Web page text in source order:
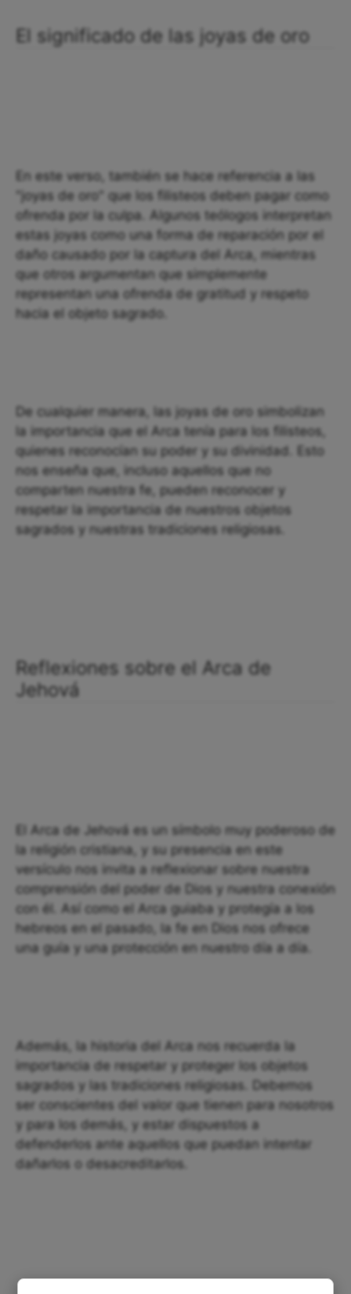
El significado de las joyas de oro
En este verso, también se hace referencia a las
"joyas de oro" que los filisteos deben pagar como
ofrenda por la culpa. Algunos teólogos interpretan
estas joyas como una forma de reparación por el
daño causado por la captura del Arca, mientras
que otros argumentan que simplemente
representan una ofrenda de gratitud y respeto
hacia el objeto sagrado.
De cualquier manera, las joyas de oro simbolizan
la importancia que el Arca tenía para los filisteos,
quienes reconocían su poder y su divinidad. Esto
nos enseña que, incluso aquellos que no
comparten nuestra fe, pueden reconocer y
respetar la importancia de nuestros objetos
sagrados y nuestras tradiciones religiosas.
Reflexiones sobre el Arca de
Jehová
El Arca de Jehová es un símbolo muy poderoso de
la religión cristiana, y su presencia en este
versículo nos invita a reflexionar sobre nuestra
comprensión del poder de Dios y nuestra conexión
con él. Así como el Arca guiaba y protegía a los
hebreos en el pasado, la fe en Dios nos ofrece
una guía y una protección en nuestro día a día.
Además, la historia del Arca nos recuerda la
importancia de respetar y proteger los objetos
sagrados y las tradiciones religiosas. Debemos
ser conscientes del valor que tienen para nosotros
y para los demás, y estar dispuestos a
defenderlos ante aquellos que puedan intentar
dañarlos o desacreditarlos.